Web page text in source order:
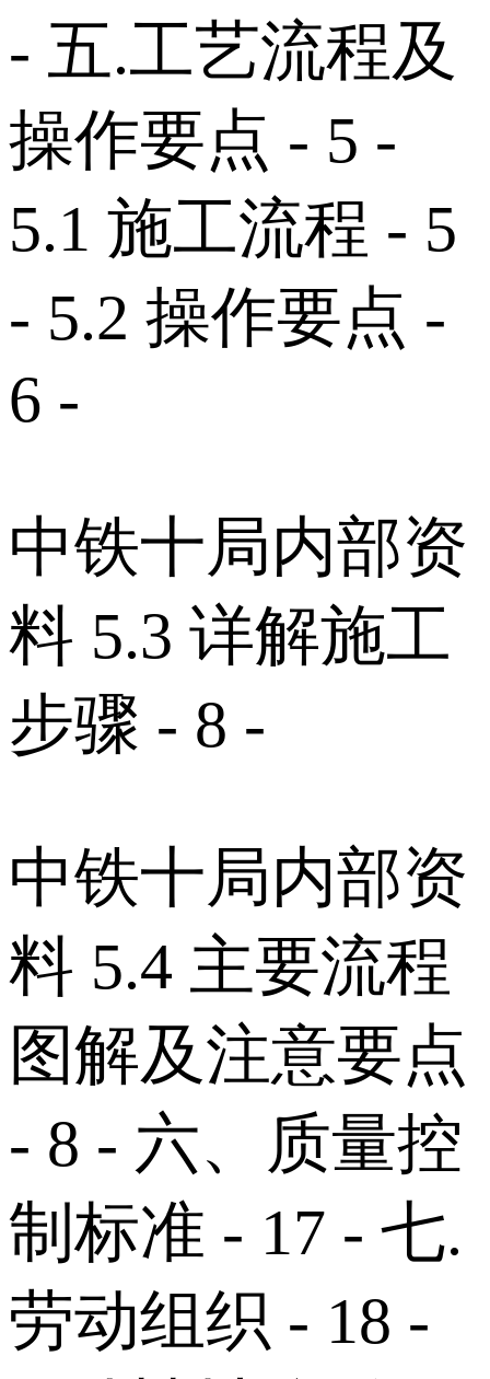
- 五.工艺流程及
操作要点 - 5 -
5.1 施工流程 - 5
- 5.2 操作要点 -
6 -
中铁十局内部资
料 5.3 详解施工
步骤 - 8 -
中铁十局内部资
料 5.4 主要流程
图解及注意要点
- 8 - 六、质量控
制标准 - 17 - 七.
劳动组织 - 18 -